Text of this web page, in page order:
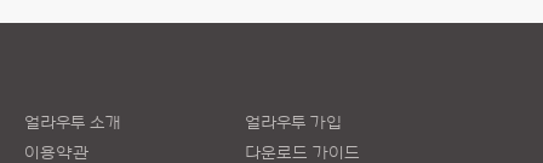
얼라우투 소개
이용약관
얼라우투 가입
다운로드 가이드